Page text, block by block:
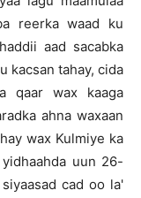
reerka waad ku
aad sacabka
kacsan tahay, cida
qaar wax kaaga
ahna waxaan
wax Kulmiye ka
yidhaahda uun 26-
cad oo la'